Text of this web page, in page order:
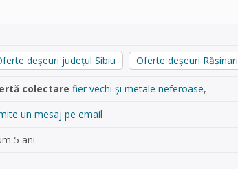
deșeuri județul Sibiu Oferte deșeuri Răşinari
colectare fier vechi și metale neferoase,
un mesaj pe email
5 ani